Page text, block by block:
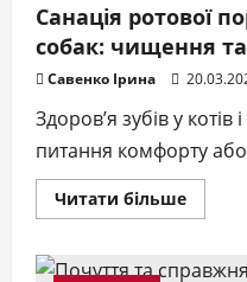
новий
трек
Санація ротової
собак: чищення
Савенко Ірина
Здоров’я зубів у
питання комфорту
Читати більше
про